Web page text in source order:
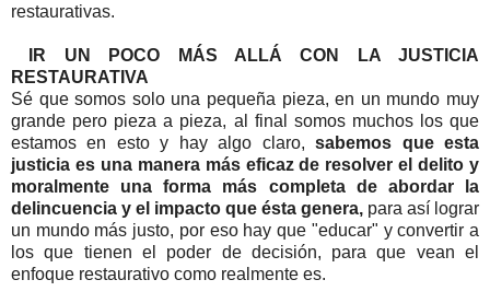
restaurativas.
IR UN POCO MÁS ALLÁ CON LA JUSTICIA
RESTAURATIVA
Sé que somos solo una pequeña pieza, en un mundo muy
grande pero pieza a pieza, al final somos muchos los que
estamos en esto y hay algo claro, sabemos que esta
justicia es una manera más eficaz de resolver el delito y
moralmente una forma más completa de abordar la
delincuencia y el impacto que ésta genera, para así lograr
un mundo más justo, por eso hay que "educar" y convertir a
los que tienen el poder de decisión, para que vean el
enfoque restaurativo como realmente es.